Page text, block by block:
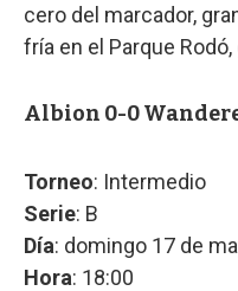
cero del marcador,
fría en el Parque
Albion 0-0
Torneo: Intermedio
Serie: B
Día: domingo 17 de
Hora: 18:00